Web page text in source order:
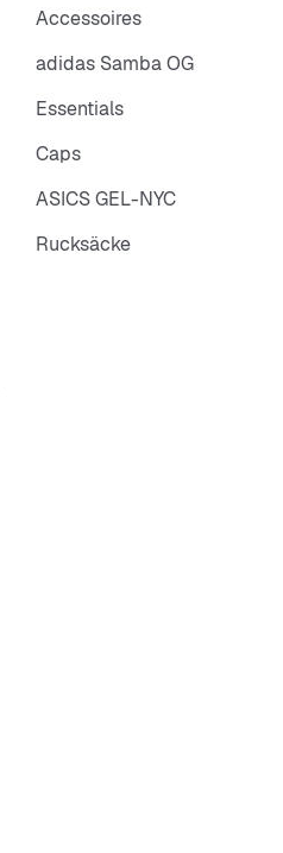
Accessoires
adidas Samba OG
Essentials
Caps
ASICS GEL-NYC
Rucksäcke